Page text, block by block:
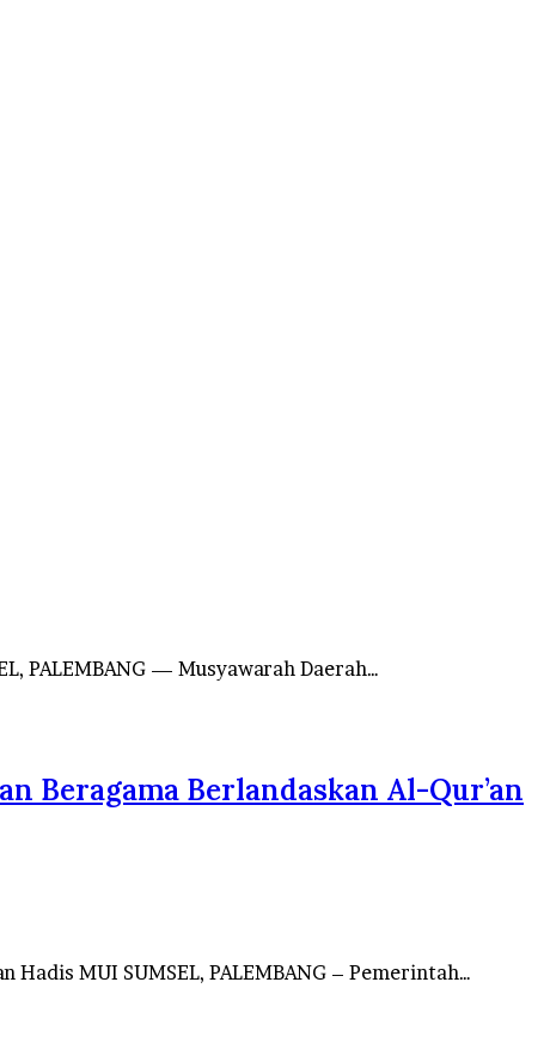
PALEMBANG — Musyawarah Daerah…
Beragama Berlandaskan Al-Qur’an
Hadis MUI SUMSEL, PALEMBANG – Pemerintah…